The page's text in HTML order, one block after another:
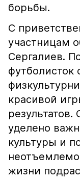
борьбы.
С
участницам
Сергалиев.
красивой
уделено
культуры и
жизни